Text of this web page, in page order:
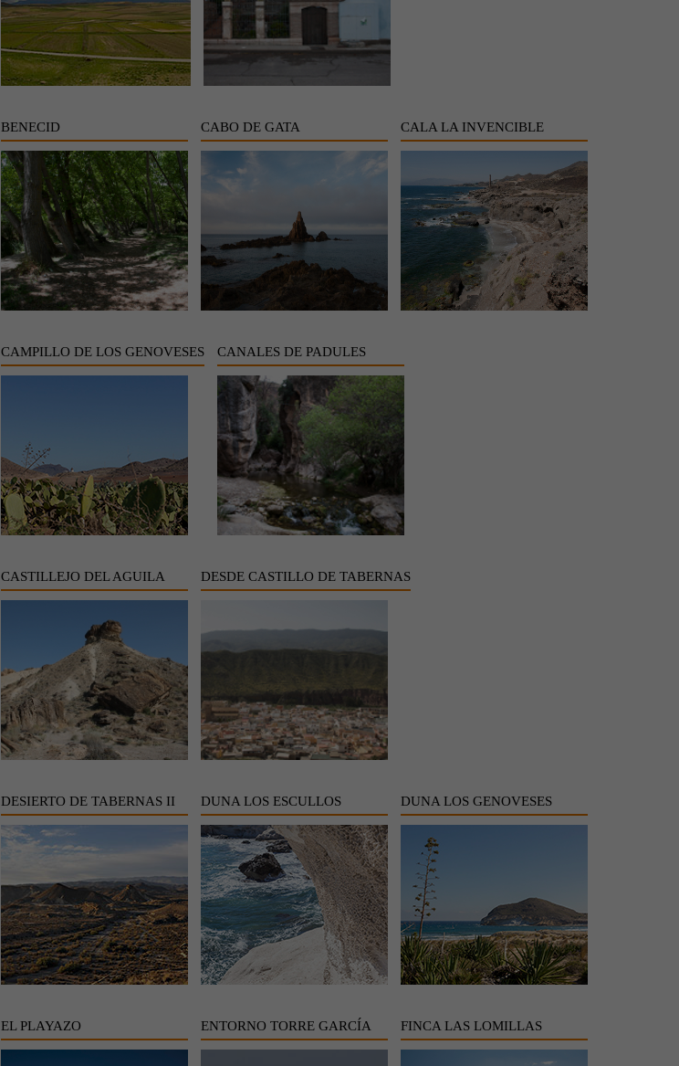
BENECID CABO DE GATA CALA LA INVENCIBLE
CAMPILLO DE LOS GENOVESES CANALES DE PADULES
CASTILLEJO DEL AGUILA DESDE CASTILLO DE TABERNAS
DESIERTO DE TABERNAS II DUNA LOS ESCULLOS DUNA LOS GENOVESES
EL PLAYAZO ENTORNO TORRE GARCÍA FINCA LAS LOMILLAS